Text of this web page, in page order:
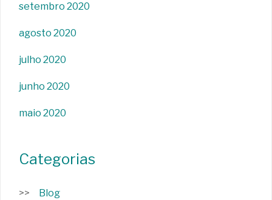
setembro 2020
agosto 2020
julho 2020
junho 2020
maio 2020
Categorias
Blog